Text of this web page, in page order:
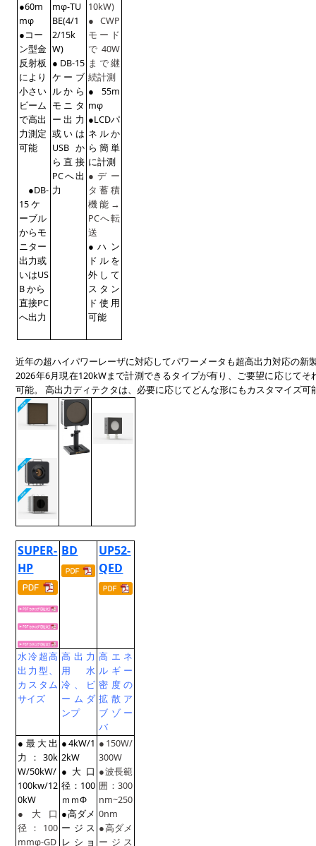
●60m
mφ
●コー
ン型金
反射板
により
小さい
ビーム
で高出
力測定
可能
●DB-
15 ケ
ーブル
からモ
ニター
出力或
いはUS
B から
直接PC
へ出力
mφ-TU
BE(4/1
2/15k
W)
●DB-15
ケーブ
ルから
モニタ
ー出力
或いは
USB か
ら直接
PCへ出
力
10kW)
●CWP
モード
で40W
まで継
続計測
●55m
mφ
●LCDパ
ネルか
ら簡単
に計測
●デー
タ蓄積
機能→
PCへ転
送
●ハン
ドルを
外して
スタン
ド使用
可能
近年の超ハイパワーレーザに対応してパワーメータも超高出力対応の新
2026年6月現在120kWまで計測できるタイプが有り、ご要望に応じてそ
可能。
高出力ディテクタは、必要に応じてどんな形にもカスタマイズ可
SUPER-
HP
BD
UP52-
QED
水冷超高
出力型、
カスタム
サイズ
高出力
用水
冷、ビ
ームダ
ンプ
高エネ
ルギー
密度の
拡散ア
ブゾー
バ
●最大出
力：30k
W/50kW/
100kw/12
0kW
●大口
径：100
mmφ-GD
●4kW/1
2kW
●大口
径：100
ｍｍΦ
●高ダメ
ージス
レショ
●150W/
300W
●波長範
囲：300
nm~250
0nm
●高ダメ
ージス